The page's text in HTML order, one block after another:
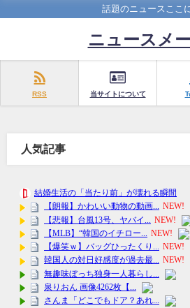
話題のニュースここ
ニュースメ
RSS 当サイトについて
人気記事